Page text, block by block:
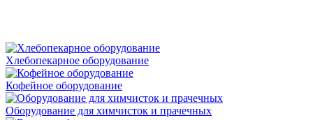
Хлебопекарное оборудование
Кофейное оборудование
Оборудование для химчисток и прачечных